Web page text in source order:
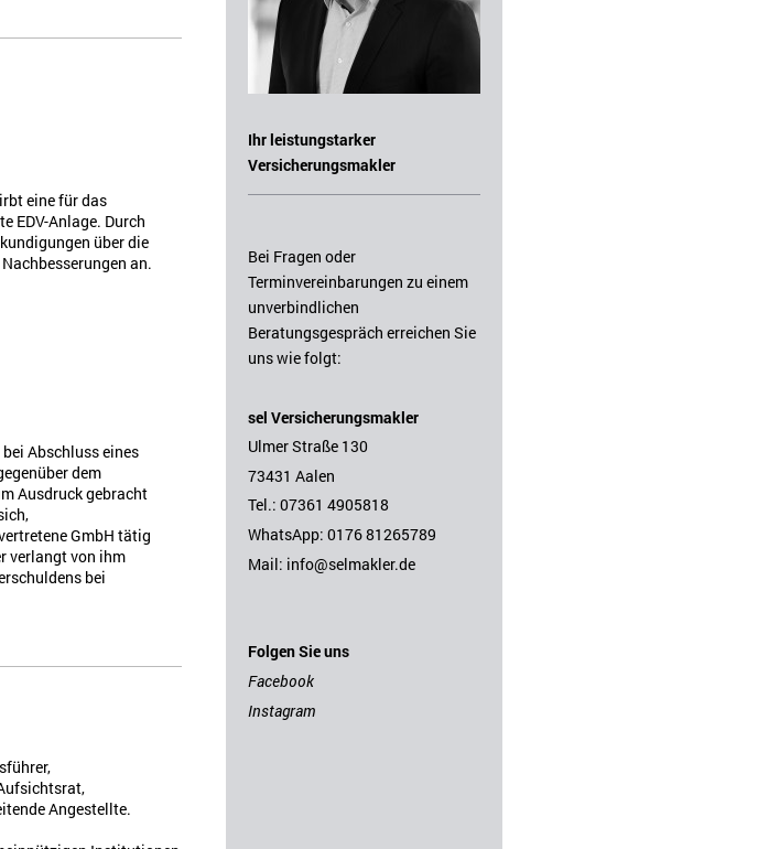
eine für das
EDV-Anlage. Durch
über die
an.
Abschluss eines
dem
Ausdruck gebracht
GmbH tätig
verlangt von ihm
bei
Angestellte.
Ihr leistungstarker
Versicherungsmakler
Bei Fragen oder
Terminvereinbarungen zu einem
unverbindlichen
Beratungsgespräch erreichen Sie
uns wie folgt:
sel Versicherungsmakler
Ulmer Straße 130
73431 Aalen
Tel.: 07361 4905818
WhatsApp: 0176 81265789
Mail: info@selmakler.de
Folgen Sie uns
Facebook
Instagram